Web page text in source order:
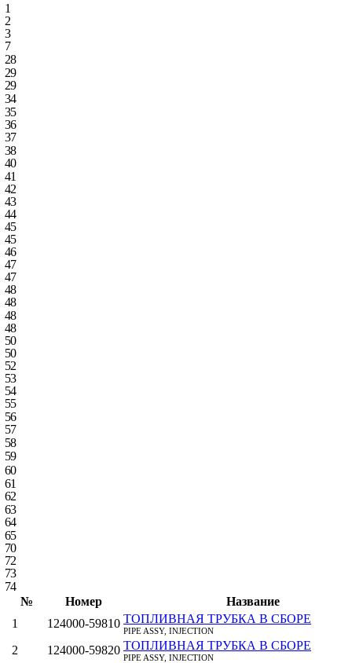
1
2
3
7
28
29
29
34
35
36
37
38
40
41
42
43
44
45
45
46
47
47
48
48
48
48
50
50
52
53
54
55
56
57
58
59
60
61
62
63
64
65
70
72
73
74
№
Номер
Название
1
124000-59810 ТОПЛИВНАЯ ТРУБКА В СБОРЕ
PIPE ASSY, INJECTION
2 124000-59820 ТОПЛИВНАЯ ТРУБКА В СБОРЕ
PIPE ASSY, INJECTION